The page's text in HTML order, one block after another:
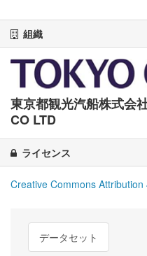
組織
東京都観光汽船株式会
CO LTD
ライセンス
Creative Commons
データセット